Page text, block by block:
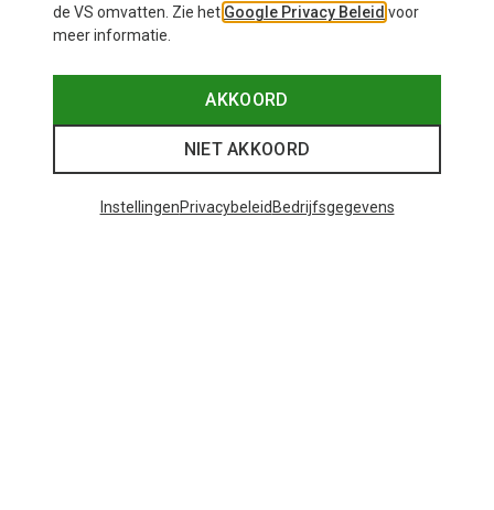
de VS omvatten. Zie het Google Privacy Beleid voor
meer informatie.
AKKOORD
NIET AKKOORD
InstellingenPrivacybeleid Bedrijfsgegevens